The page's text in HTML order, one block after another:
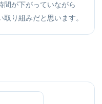
間が下がっていながら
り組みだと思います。